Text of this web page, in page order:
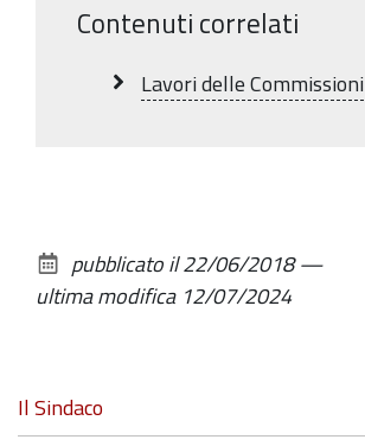
Contenuti correlati
Lavori delle Commissioni
documento
pubblicato il22/06/2018—
ultima modifica 12/07/2024
Navigazione
Il Sindaco